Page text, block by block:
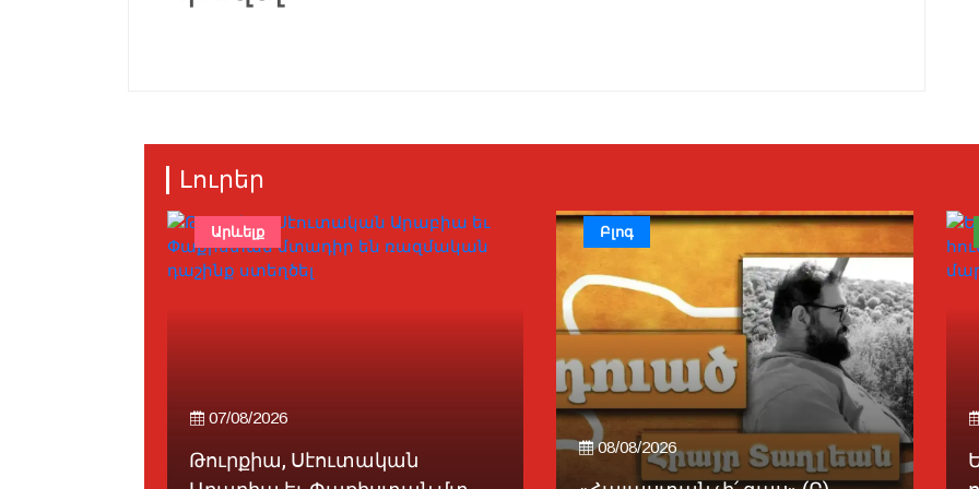
Լուրեր
07/08/2026
Թուրքիա, Սէուտական
Արևելք
08/08/2026
Բլոգ